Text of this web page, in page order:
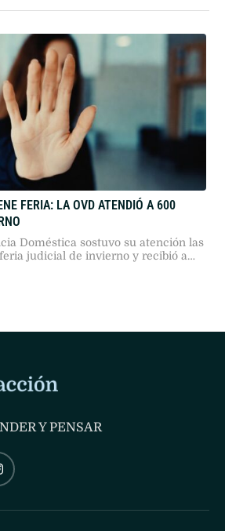
FERIA: LA OVD ATENDIÓ A 600
Doméstica sostuvo su atención las
judicial de invierno y recibió a
que el año pasado. El 97% de las
Y PENSAR